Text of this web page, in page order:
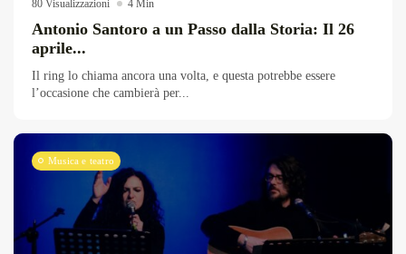
80 Visualizzazioni 4 Min
Antonio Santoro a un Passo dalla Storia: Il 26
aprile...
Il ring lo chiama ancora una volta, e questa potrebbe essere
l’occasione che cambierà per...
Musica e teatro